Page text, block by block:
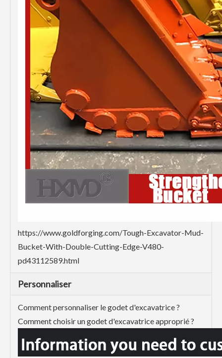
https://www.goldforging.com/Tough-Excavator-Mud-
Bucket-With-Double-Cutting-Edge-V480-
pd43112589.html
Personnaliser
Comment personnaliser le godet d'excavatrice ?
Comment choisir un godet d'excavatrice approprié ?